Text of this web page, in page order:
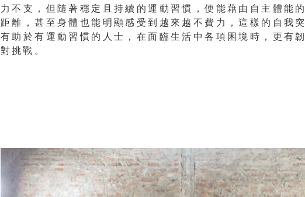
力不支，但隨著穩定且持續的運動習慣，便能藉由自主體能
距離，甚至身體也能明顯感受到越來越不費力，這樣的自我
有助於有運動習慣的人士，在面臨生活中各項困境時，更有
對挑戰。